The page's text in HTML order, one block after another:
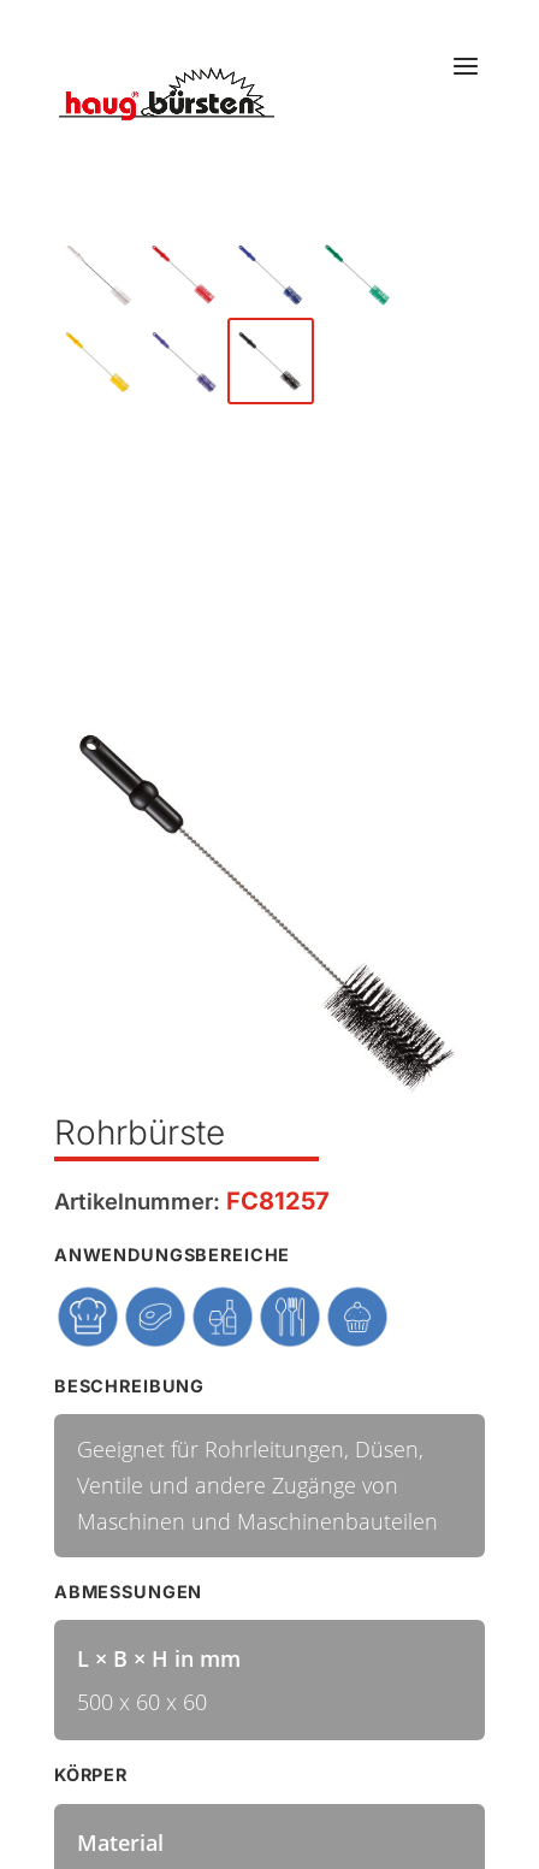
Rohrbürste
Artikelnummer: FC81257
ANWENDUNGSBEREICHE
BESCHREIBUNG
Geeignet für Rohrleitungen, Düsen,
Ventile und andere Zugänge von
Maschinen und Maschinenbauteilen
ABMESSUNGEN
L × B × H in mm
500 x 60 x 60
KÖRPER
Material